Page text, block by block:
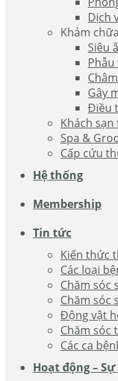
Dịch
Khám
Siêu
Gây
Điều
Khách
Spa &
Cấp cứu
Hệ thống
Membership
Tin tức
Kiến thức
Các loại
Chăm sóc
Chăm sóc
Động vật
Chăm sóc
Các ca
Hoạt động –